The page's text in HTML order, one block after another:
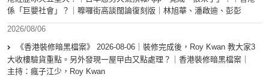
係「巨嬰社會」？｜嚤囉街高談闊論復刻版｜林旭華、潘啟迪、彭彭
2026/08/06
《香港裝修暗黑檔案》 2026-08-06｜裝修完成後，Roy Kwan 教大家3
大收樓驗貨重點。另外發現一屋曱甴又點處理？｜香港裝修暗黑檔案｜
主持：瘋子江少，Roy Kwan